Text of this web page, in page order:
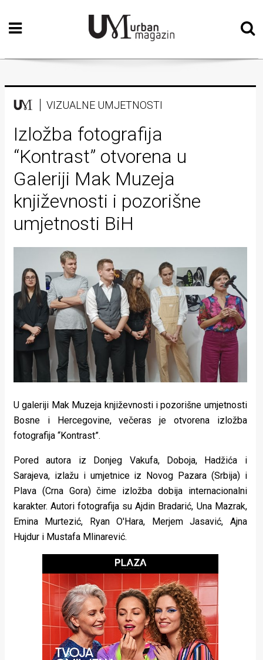
Početna
Vizualne
Teatar
Književnost
Muzika
Film
Intervju
Kolumne
Kultura
Lifestyle
Beauty
Fashion
Zdravlje
Za
Život
pokretu
Ideje
koje
rade
Aktivizam
VIZUALNE UMJETNOSTI
Izložba fotografija
“Kontrast” otvorena u
Galeriji Mak Muzeja
književnosti i pozorišne
umjetnosti BiH
U galeriji Mak Muzeja književnosti i pozorišne umjetnosti
Bosne i Hercegovine, večeras je otvorena izložba
fotografija “Kontrast”.
Pored autora iz Donjeg Vakufa, Doboja, Hadžića i
Sarajeva, izlažu i umjetnice iz Novog Pazara (Srbija) i
Plava (Crna Gora) čime izložba dobija internacionalni
karakter. Autori fotografija su Ajdin Bradarić, Una Mazrak,
Emina Murtezić, Ryan O'Hara, Merjem Jasavić, Ajna
Hujdur i Mustafa Mlinarević.